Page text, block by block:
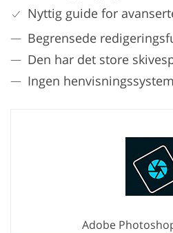
Nyttig guide for
Begrensede
Den har det store
Ingen henvisningssystem
Adobe